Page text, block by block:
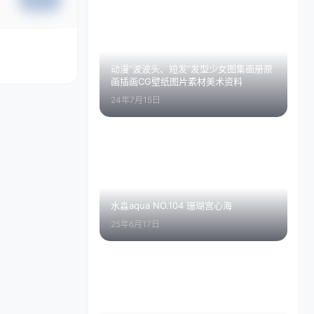
动漫”波波头、短发”发型少女图集画册原
画插画CG壁纸图片素材美术资料
24年7月15日
水淼aqua NO.104 珊瑚宫心海
25年6月17日